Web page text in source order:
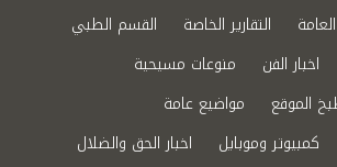
التقارير الخاصة
القسم الطبي
اخبار الفن
منوعات مسيحية
الموقع
مواضيع عامة
كمبيوتر وموبايل
اخبار الحق والضلال